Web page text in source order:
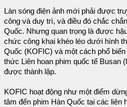
Làn sóng điện ảnh mới phải được
công và duy trì, và điều đó chắc
Quốc. Nhưng quan trọng là được
chức công khai khéo léo dưới hình
Quốc (KOFIC) và một cách phổ
thức Liên hoan phim quốc tế Busan
được thành lập.
KOFIC hoạt động như một điểm
tâm đến phim Hàn Quốc tại các liên